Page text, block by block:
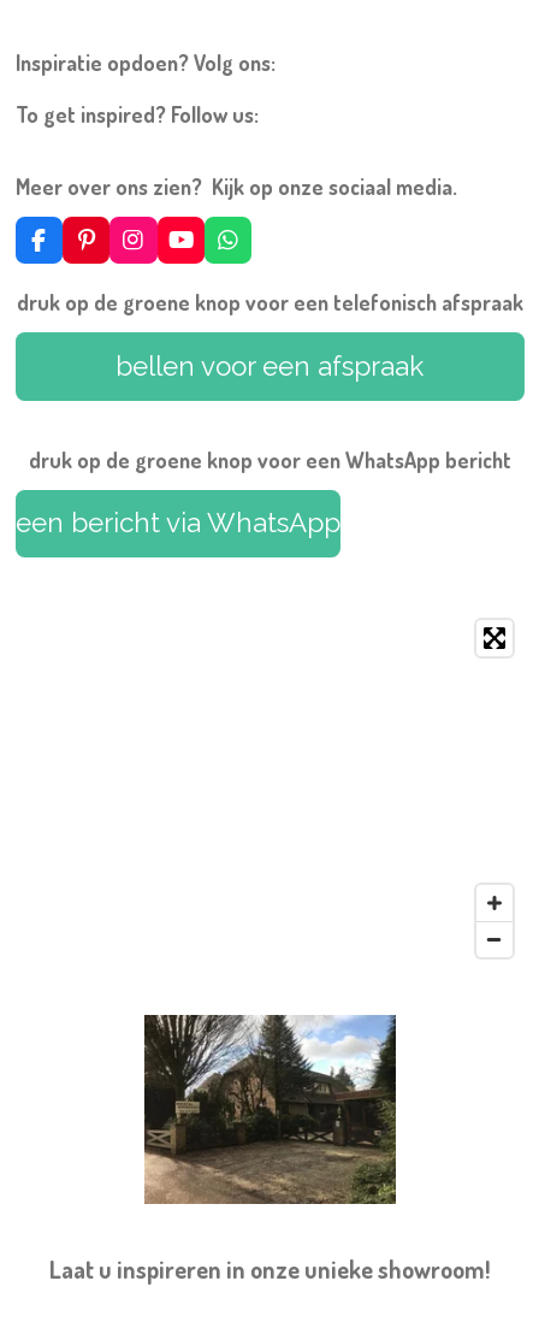
Inspiratie opdoen? Volg ons:
To get inspired? Follow us:
Meer over ons zien? Kijk op onze sociaal media.
F
a
e
b
k
P
i
t
e
s
I
n
t
a
g
r
a
Y
o
T
u
b
e
W
h
t
s
A
p
p
druk op de groene knop voor een telefonisch afspraak
bellen voor een afspraak
druk op de groene knop voor een WhatsApp bericht
een bericht via WhatsApp
Laat u inspireren in onze unieke showroom!